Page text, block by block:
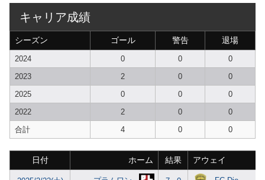
キャリア成績
シーズン ゴール 警告 退場
2024 0 0
0
2023
2 0
0
2025
0 0
0
2022
2 0
0
合計
4 0 0
日付 ホーム 結果 アウェイ